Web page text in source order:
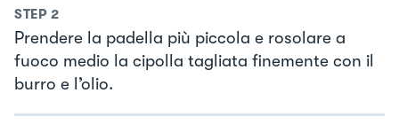
STEP 2
Prendere la padella più piccola e rosolare a
fuoco medio la cipolla tagliata finemente con il
burro e l’olio.